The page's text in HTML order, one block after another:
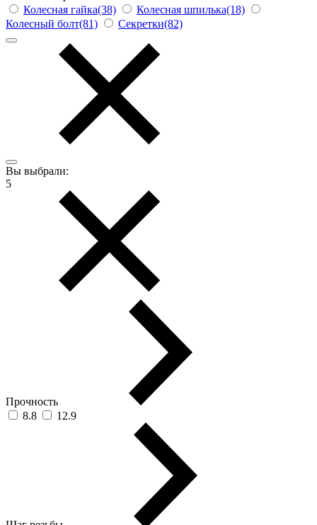
Колесная гайка(38)
Колесная шпилька(18)
Колесный болт(81)
Секретки(82)
Вы выбрали:
5
Прочность
8.8
12.9